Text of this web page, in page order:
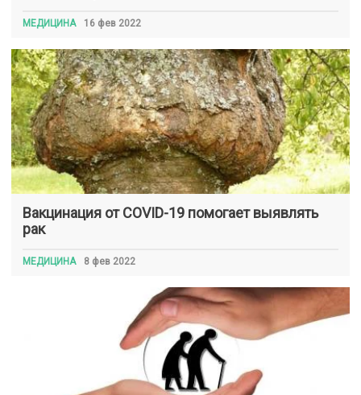
МЕДИЦИНА 16 фев 2022
Вакцинация от COVID-19 помогает выявлять
рак
МЕДИЦИНА 8 фев 2022